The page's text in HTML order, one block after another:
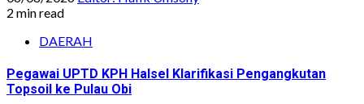
2 min read
DAERAH
Pegawai UPTD KPH Halsel Klarifikasi Pengangkutan
Topsoil ke Pulau Obi